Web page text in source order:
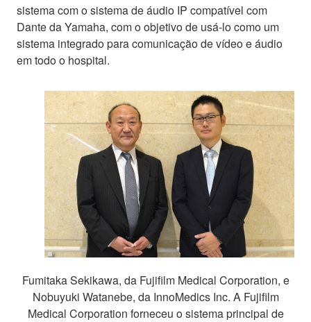
sistema com o sistema de áudio IP compatível com
Dante da Yamaha, com o objetivo de usá-lo como um
sistema integrado para comunicação de vídeo e áudio
em todo o hospital.
Fumitaka Sekikawa, da Fujifilm Medical Corporation, e
Nobuyuki Watanebe, da InnoMedics Inc. A Fujifilm
Medical Corporation forneceu o sistema principal de